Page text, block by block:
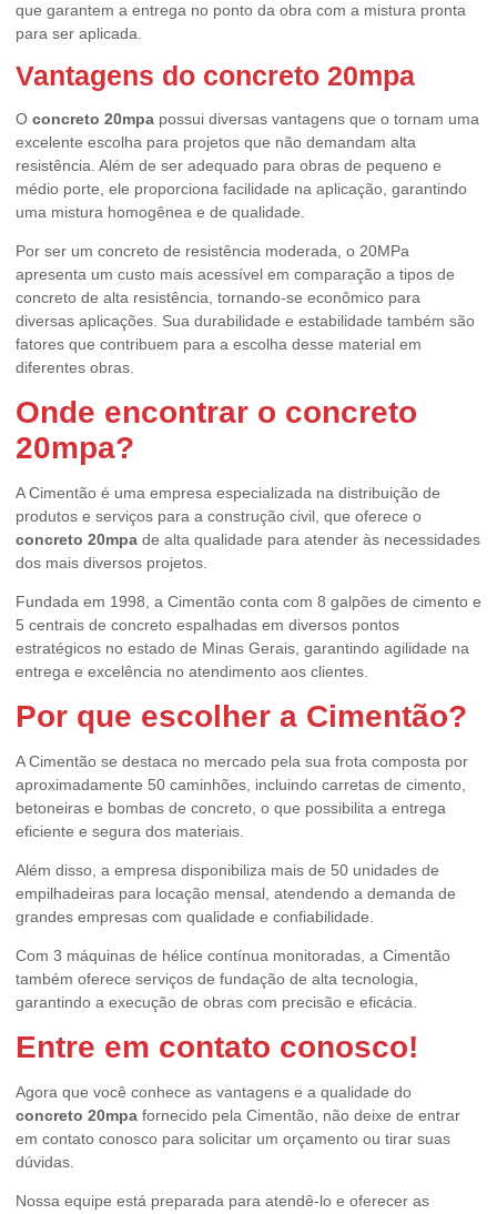
que garantem a entrega no ponto da obra com a mistura pronta
para ser aplicada.
Vantagens do concreto 20mpa
O concreto 20mpa possui diversas vantagens que o tornam uma
excelente escolha para projetos que não demandam alta
resistência. Além de ser adequado para obras de pequeno e
médio porte, ele proporciona facilidade na aplicação, garantindo
uma mistura homogênea e de qualidade.
Por ser um concreto de resistência moderada, o 20MPa
apresenta um custo mais acessível em comparação a tipos de
concreto de alta resistência, tornando-se econômico para
diversas aplicações. Sua durabilidade e estabilidade também são
fatores que contribuem para a escolha desse material em
diferentes obras.
Onde encontrar o concreto
20mpa?
A Cimentão é uma empresa especializada na distribuição de
produtos e serviços para a construção civil, que oferece o
concreto 20mpa de alta qualidade para atender às necessidades
dos mais diversos projetos.
Fundada em 1998, a Cimentão conta com 8 galpões de cimento e
5 centrais de concreto espalhadas em diversos pontos
estratégicos no estado de Minas Gerais, garantindo agilidade na
entrega e excelência no atendimento aos clientes.
Por que escolher a Cimentão?
A Cimentão se destaca no mercado pela sua frota composta por
aproximadamente 50 caminhões, incluindo carretas de cimento,
betoneiras e bombas de concreto, o que possibilita a entrega
eficiente e segura dos materiais.
Além disso, a empresa disponibiliza mais de 50 unidades de
empilhadeiras para locação mensal, atendendo a demanda de
grandes empresas com qualidade e confiabilidade.
Com 3 máquinas de hélice contínua monitoradas, a Cimentão
também oferece serviços de fundação de alta tecnologia,
garantindo a execução de obras com precisão e eficácia.
Entre em contato conosco!
Agora que você conhece as vantagens e a qualidade do
concreto 20mpa fornecido pela Cimentão, não deixe de entrar
em contato conosco para solicitar um orçamento ou tirar suas
dúvidas.
Nossa equipe está preparada para atendê-lo e oferecer as